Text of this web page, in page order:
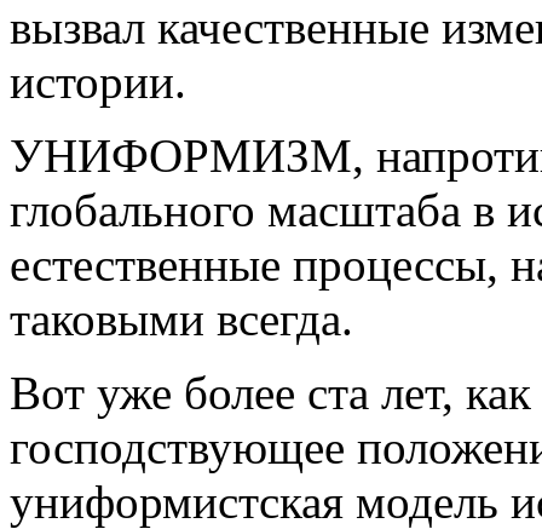
вызвал качественные
истории.
УНИФОРМИЗМ, напротив,
глобального масштаба в
естественные процессы,
таковыми всегда.
Вот уже более ста лет,
господствующее
униформистская модель